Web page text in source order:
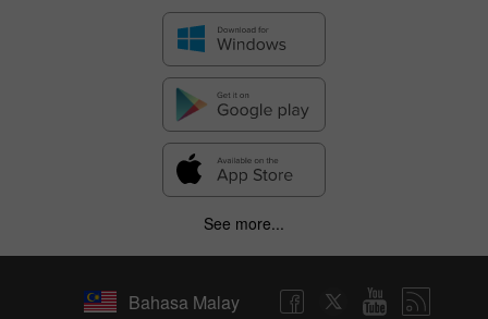
See more...
Bahasa Malay